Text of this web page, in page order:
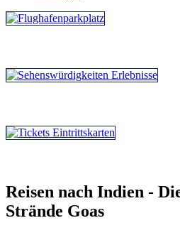
Reisen nach Indien -
Strände Goas